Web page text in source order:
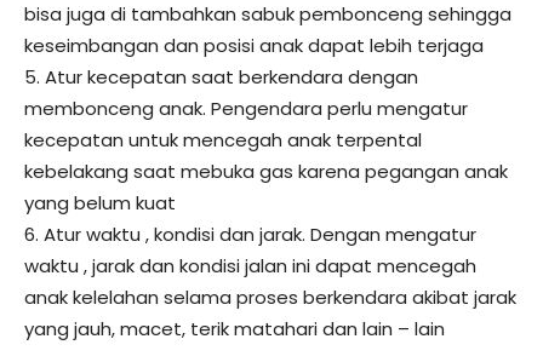
bisa juga di tambahkan sabuk pembonceng sehingga
keseimbangan dan posisi anak dapat lebih terjaga
5. Atur kecepatan saat berkendara dengan
membonceng anak. Pengendara perlu mengatur
kecepatan untuk mencegah anak terpental
kebelakang saat mebuka gas karena pegangan anak
yang belum kuat
6. Atur waktu , kondisi dan jarak. Dengan mengatur
waktu , jarak dan kondisi jalan ini dapat mencegah
anak kelelahan selama proses berkendara akibat jarak
yang jauh, macet, terik matahari dan lain – lain